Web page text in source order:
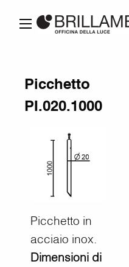
Picchetto
PI.020.1000
Picchetto in
acciaio inox.
Dimensioni di